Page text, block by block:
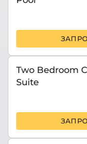
Two Bedroom
Suite